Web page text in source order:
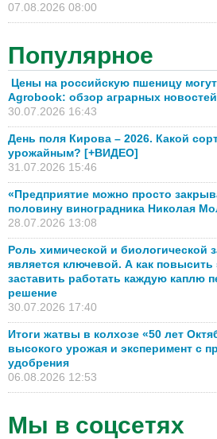
07.08.2026 08:00
Популярное
Цены на российскую пшеницу могут
Agrobook: обзор аграрных
30.07.2026 16:43
День поля Кирова – 2026. Какой
урожайным? [+ВИДЕО]
31.07.2026 15:46
«Предприятие можно просто
половину виноградника Николая
28.07.2026 13:08
Роль химической и биологической
является ключевой. А как
заставить работать каждую каплю
решение
30.07.2026 17:40
Итоги жатвы в колхозе «50 лет
высокого урожая и эксперимент с
удобрения
06.08.2026 12:53
Мы в соцсетях